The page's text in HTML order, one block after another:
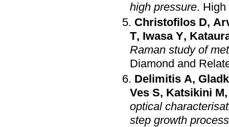
high pressure. High
Christofilos D,
T, Iwasa Y,
Raman study of
Diamond and
Delimitis A,
Ves S, Katsikini M
optical
step growth